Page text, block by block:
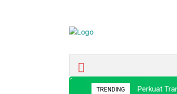
TRENDING Perkuat